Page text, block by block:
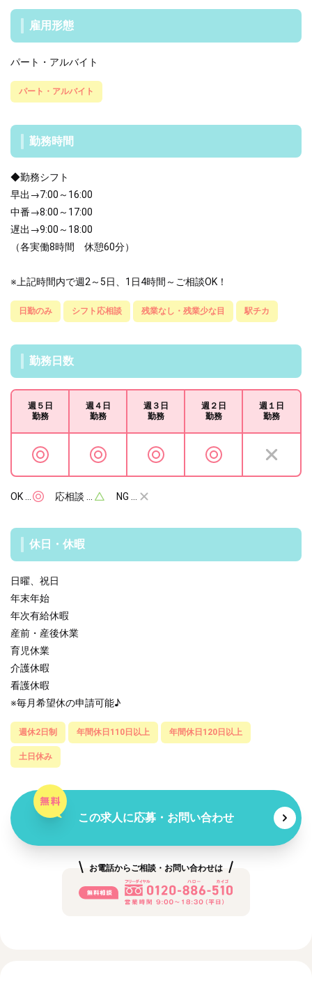
雇用形態
パート・アルバイト
パート・アルバイト
勤務時間
◆勤務シフト
早出→7:00～16:00
中番→8:00～17:00
遅出→9:00～18:00
（各実働8時間 休憩60分）
※上記時間内で週2～5日、1日4時間～ご相談OK！
日勤のみ シフト応相談 残業なし・残業少な目 駅チカ
勤務日数
週５日
勤務
週４日
勤務
週３日
勤務
週２日
勤務
週１日
勤務
OK … 応相談 … NG …
休日・休暇
日曜、祝日
年末年始
年次有給休暇
産前・産後休業
育児休業
介護休暇
看護休暇
※毎月希望休の申請可能♪
週休2日制 年間休日110日以上 年間休日120日以上
土日休み
この求人に応募・お問い合わせ
お電話からご相談・お問い合わせは